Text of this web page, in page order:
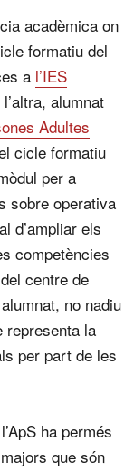
acadèmica on
formatiu del
a l’IES
alumnat
Adultes
cicle formatiu
per a
sobre operativa
d’ampliar els
competències
centre de
no nadiu
representa la
per part de les
ha permés
que són